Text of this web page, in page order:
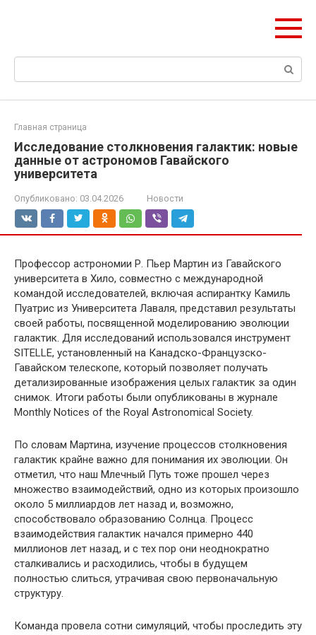
Поиск:
Главная страница
Исследование столкновения галактик: новые
данные от астрономов Гавайского
университета
Опубликовано: 03.04.2026 Новости
Профессор астрономии Р. Пьер Мартин из Гавайского
университета в Хило, совместно с международной
командой исследователей, включая аспирантку Камиль
Пуатрис из Университета Лаваля, представил результаты
своей работы, посвященной моделированию эволюции
галактик. Для исследований использовался инструмент
SITELLE, установленный на Канадско-Французско-
Гавайском телескопе, который позволяет получать
детализированные изображения целых галактик за один
снимок. Итоги работы были опубликованы в журнале
Monthly Notices of the Royal Astronomical Society.
По словам Мартина, изучение процессов столкновения
галактик крайне важно для понимания их эволюции. Он
отметил, что наш Млечный Путь тоже прошел через
множество взаимодействий, одно из которых произошло
около 5 миллиардов лет назад и, возможно,
способствовало образованию Солнца. Процесс
взаимодействия галактик начался примерно 440
миллионов лет назад, и с тех пор они неоднократно
сталкивались и расходились, чтобы в будущем
полностью слиться, утрачивая свою первоначальную
структуру.
Команда провела сотни симуляций, чтобы проследить эту